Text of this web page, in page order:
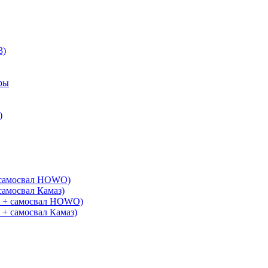
HOWO)
Камаз)
самосвал HOWO)
самосвал Камаз)